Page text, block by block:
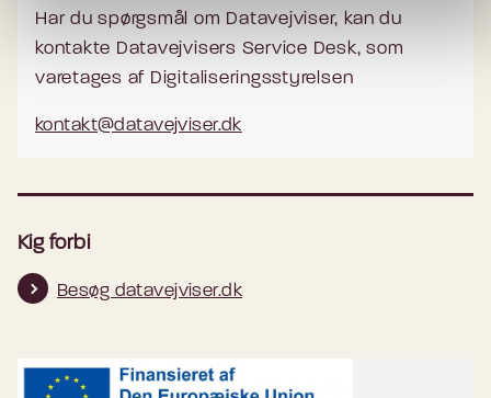
Har du spørgsmål om Datavejviser, kan du
kontakte Datavejvisers Service Desk, som
varetages af Digitaliseringsstyrelsen
kontakt@datavejviser.dk
Kig forbi
Besøg datavejviser.dk